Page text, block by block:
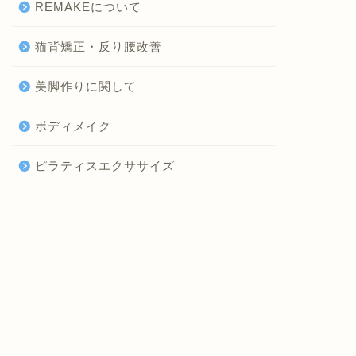
REMAKEについて
猫背矯正・反り腰改善
美脚作りに関して
ボディメイク
ピラティスエクササイズ